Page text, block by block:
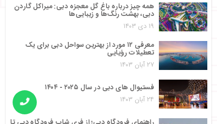
همه چیز درباره باغ گل معجزه دبی: میراکل گاردن
دبی، بهشت رنگ‌ها و زیبایی‌ها
۱۹ دی ۱۴۰۳
معرفی ۱۲ مورد از بهترین سواحل دبی برای یک
تعطیلات رؤیایی
۲۷ آبان ۱۴۰۳
فستیوال های دبی در سال ۲۰۲۵ - ۱۴۰۴
۲۴ آبان ۱۴۰۳